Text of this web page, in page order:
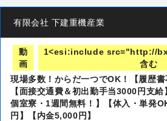
有限会社 下建重機産業
動
画
1<esi:include src="http://
含む
現場多数！からだ一つでOK！【履歴書
【面接交通費＆初出勤手当3000円支
個室寮・1週間無料！】【体入・単発
円】【内金5,000円】